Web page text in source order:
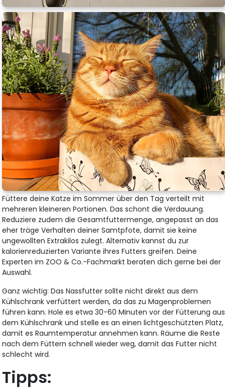
Füttere deine Katze im Sommer über den Tag verteilt mit
mehreren kleineren Portionen. Das schont die Verdauung.
Reduziere zudem die Gesamtfuttermenge, angepasst an das
eher träge Verhalten deiner Samtpfote, damit sie keine
ungewollten Extrakilos zulegt. Alternativ kannst du zur
kalorienreduzierten Variante ihres Futters greifen. Deine
Experten im ZOO & Co.-Fachmarkt beraten dich gerne bei der
Auswahl.
Ganz wichtig: Das Nassfutter sollte nicht direkt aus dem
Kühlschrank verfüttert werden, da das zu Magenproblemen
führen kann. Hole es etwa 30-60 Minuten vor der Fütterung aus
dem Kühlschrank und stelle es an einen lichtgeschützten Platz,
damit es Raumtemperatur annehmen kann. Räume die Reste
nach dem Füttern schnell wieder weg, damit das Futter nicht
schlecht wird.
Tipps: